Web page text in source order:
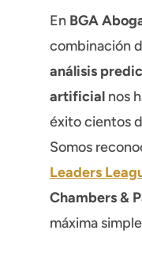
En BGA
combinación
análisis
artificialnos
éxito cientos
Somos
Leaders
Chambers &
máxima